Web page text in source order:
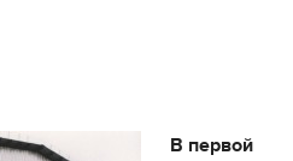
В первой